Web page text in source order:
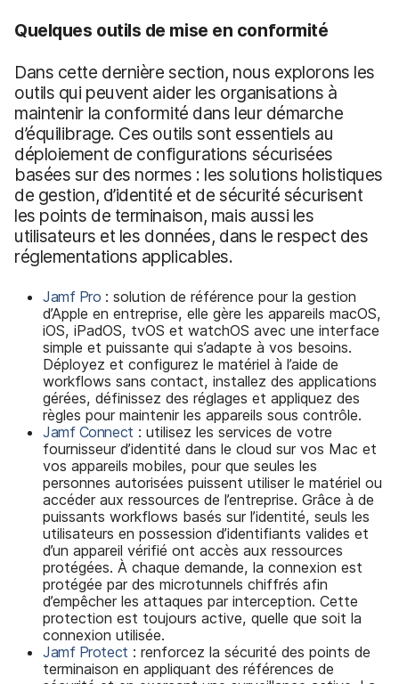
Quelques outils de mise en conformité
Dans cette dernière section, nous explorons les
outils qui peuvent aider les organisations à
maintenir la conformité dans leur démarche
d’équilibrage. Ces outils sont essentiels au
déploiement de configurations sécurisées
basées sur des normes : les solutions holistiques
de gestion, d’identité et de sécurité sécurisent
les points de terminaison, mais aussi les
utilisateurs et les données, dans le respect des
réglementations applicables.
Jamf Pro : solution de référence pour la gestion
d’Apple en entreprise, elle gère les appareils macOS,
iOS, iPadOS, tvOS et watchOS avec une interface
simple et puissante qui s’adapte à vos besoins.
Déployez et configurez le matériel à l’aide de
workflows sans contact, installez des applications
gérées, définissez des réglages et appliquez des
règles pour maintenir les appareils sous contrôle.
Jamf Connect : utilisez les services de votre
fournisseur d’identité dans le cloud sur vos Mac et
vos appareils mobiles, pour que seules les
personnes autorisées puissent utiliser le matériel ou
accéder aux ressources de l’entreprise. Grâce à de
puissants workflows basés sur l’identité, seuls les
utilisateurs en possession d’identifiants valides et
d’un appareil vérifié ont accès aux ressources
protégées. À chaque demande, la connexion est
protégée par des microtunnels chiffrés afin
d’empêcher les attaques par interception. Cette
protection est toujours active, quelle que soit la
connexion utilisée.
Jamf Protect : renforcez la sécurité des points de
terminaison en appliquant des références de